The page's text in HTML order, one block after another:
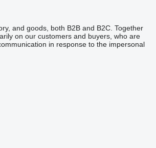
and goods, both B2B and B2C. Together
on our customers and buyers, who are
in response to the impersonal